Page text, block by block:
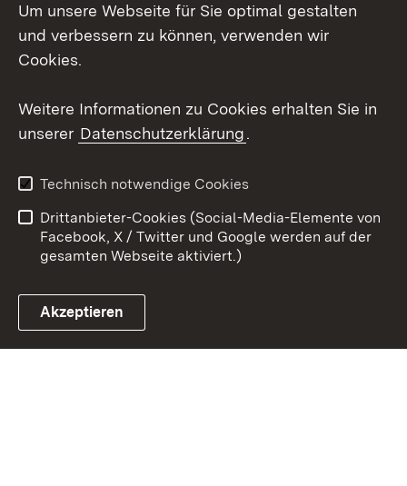
LinkedIn
Link zum Landesportal
Datenschutz
Barrierefreiheit
Impressum
Cookies
Um unsere Webseite für Sie optimal gestalten
und verbessern zu können, verwenden wir
Cookies.
Weitere Informationen zu Cookies erhalten Sie in
unserer Datenschutzerklärung.
Technisch notwendige Cookies
Drittanbieter-Cookies (Social-Media-Elemente von
Facebook, X / Twitter und Google werden auf der
gesamten Webseite aktiviert.)
Akzeptieren